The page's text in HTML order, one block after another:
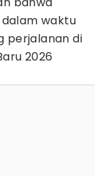
waktu
perjalanan di
2026